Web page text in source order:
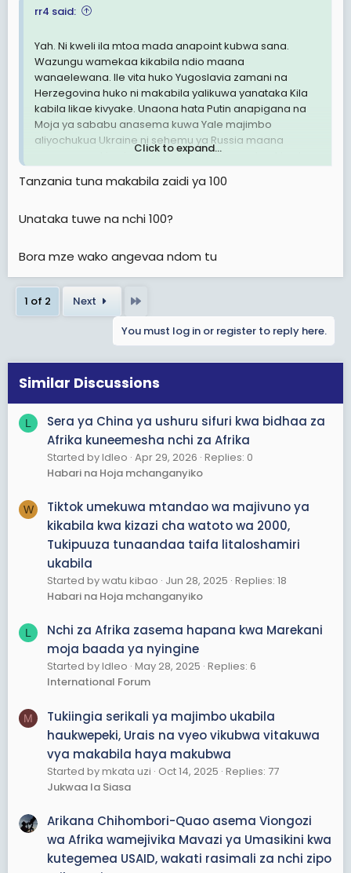
lake
kiongozi wa taifa analipa kipaumbele kabila lake
Mkurugenzi wa taasisi ya mikopo ya vyuoni
anapendelea zaidi watu wa kabila lake,
rr4 said:
Yah. Ni kweli ila mtoa mada anapoint kubwa sana.
Wazungu wamekaa kikabila ndio maana
wanaelewana. Ile vita huko Yugoslavia zamani na
Herzegovina huko ni makabila yalikuwa yanataka Kila
kabila likae kivyake. Unaona hata Putin anapigana na
Moja ya sababu anasema kuwa Yale majimbo
aliyochukua Ukraine ni sehemu ya Russia maana
wanaongea kirusia na Mila na desturi zao ni za kirusi.
tungeendelea sana.
Kanda ya ziwa yanaenda serikali kuu kwanza ndio
linapata mgao kidogo. Huo ni upuuzi.
Rasilimali za eneo husika zinufaishe kwanza wakazi wa
eneo husika ndio maeneo mengine yapate.
By the way, ndio maana wanasema ulaya magharibi
yote inaingia Congo Kinshasa na kubaki eneo kubwa
Click to expand...
Tanzania tuna makabila zaidi ya 100
Unataka tuwe na nchi 100?
Bora mze wako angevaa ndom tu
1 of 2 Next
You must log in or register to reply here.
Similar Discussions
L
Sera ya China ya ushuru sifuri kwa bidhaa za
Afrika kuneemesha nchi za Afrika
Started by ldleo Apr 29, 2026 Replies: 0
Habari na Hoja mchanganyiko
W
Tiktok umekuwa mtandao wa majivuno ya
kikabila kwa kizazi cha watoto wa 2000,
Tukipuuza tunaandaa taifa litaloshamiri
ukabila
Started by watu kibao Jun 28, 2025 Replies: 18
Habari na Hoja mchanganyiko
L
Nchi za Afrika zasema hapana kwa Marekani
moja baada ya nyingine
Started by ldleo May 28, 2025 Replies: 6
International Forum
M
Tukiingia serikali ya majimbo ukabila
haukwepeki, Urais na vyeo vikubwa vitakuwa
vya makabila haya makubwa
Started by mkata uzi Oct 14, 2025 Replies: 77
Jukwaa la Siasa
Arikana Chihombori-Quao asema Viongozi
wa Afrika wamejivika Mavazi ya Umasikini kwa
kutegemea USAID, wakati rasimali za nchi zipo